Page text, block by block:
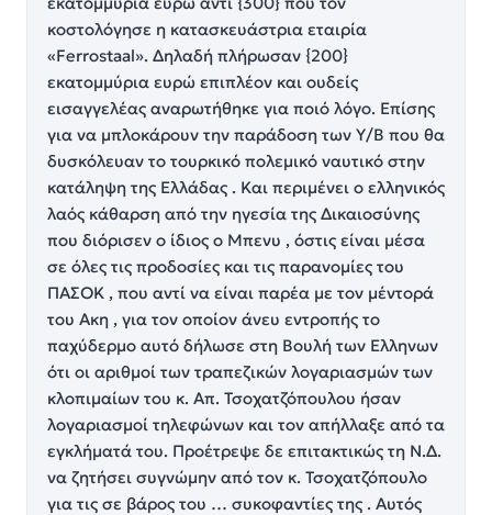
κοστολόγησε η κατασκευάστρια εταιρία
«Ferrostaal». Δηλαδή πλήρωσαν {200}
εκατομμύρια ευρώ επιπλέον και ουδείς
εισαγγελέας αναρωτήθηκε για ποιό λόγο. Επίσης
για να μπλοκάρουν την παράδοση των Υ/Β που θα
δυσκόλευαν το τουρκικό πολεμικό ναυτικό στην
κατάληψη της Ελλάδας . Και περιμένει ο ελληνικός
λαός κάθαρση από την ηγεσία της Δικαιοσύνης
που διόρισεν ο ίδιος ο Μπενυ , όστις είναι μέσα
σε όλες τις προδοσίες και τις παρανομίες του
ΠΑΣΟΚ , που αντί να είναι παρέα με τον μέντορά
του Ακη , για τον οποίον άνευ εντροπής το
παχύδερμο αυτό δήλωσε στη Βουλή των Ελληνων
ότι οι αριθμοί των τραπεζικών λογαριασμών των
κλοπιμαίων του κ. Απ. Τσοχατζόπουλου ήσαν
λογαριασμοί τηλεφώνων και τον απήλλαξε από τα
εγκλήματά του. Προέτρεψε δε επιτακτικώς τη Ν.Δ.
να ζητήσει συγνώμην από τον κ. Τσοχατζόπουλο
για τις σε βάρος του … συκοφαντίες της . Αυτός